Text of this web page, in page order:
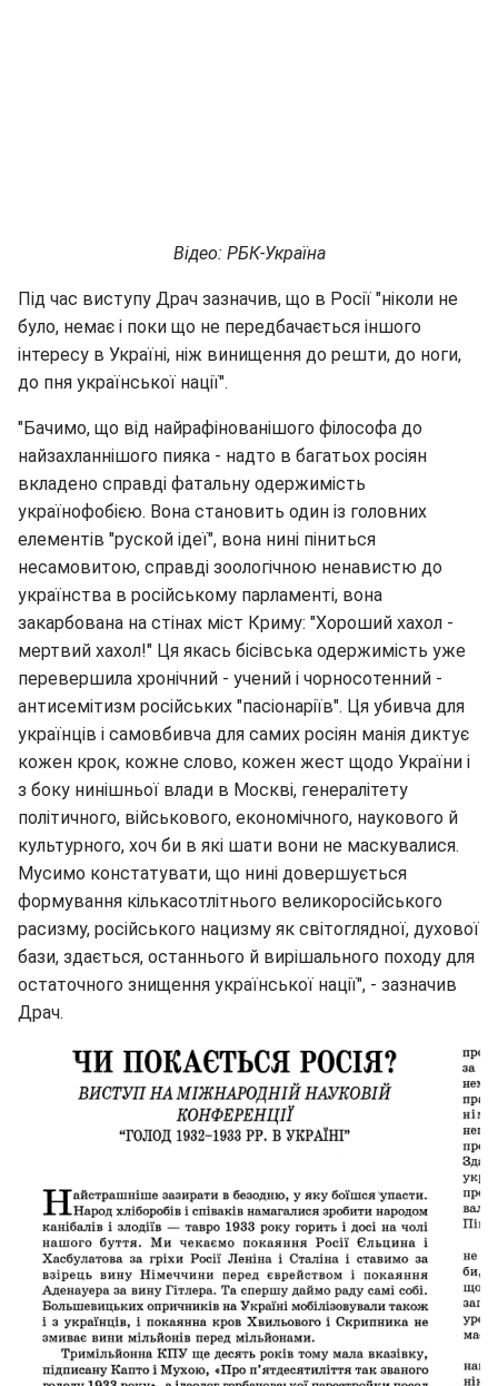
Відео: РБК-Україна
Під час виступу Драч зазначив, що в Росії "ніколи не
було, немає і поки що не передбачається іншого
інтересу в Україні, ніж винищення до решти, до ноги,
до пня української нації".
"Бачимо, що від найрафінованішого філософа до
найзахланнішого пияка - надто в багатьох росіян
вкладено справді фатальну одержимість
українофобією. Вона становить один із головних
елементів "руской ідеї", вона нині піниться
несамовитою, справді зоологічною ненавистю до
українства в російському парламенті, вона
закарбована на стінах міст Криму: "Хороший хахол -
мертвий хахол!" Ця якась бісівська одержимість уже
перевершила хронічний - учений і чорносотенний -
антисемітизм російських "пасіонаріїв". Ця убивча для
українців і самовбивча для самих росіян манія диктує
кожен крок, кожне слово, кожен жест щодо України і
з боку нинішньої влади в Москві, генералітету
політичного, військового, економічного, наукового й
культурного, хоч би в які шати вони не маскувалися.
Мусимо констатувати, що нині довершується
формування кількасотлітнього великоросійського
расизму, російського нацизму як світоглядної, духової
бази, здається, останнього й вирішального походу для
остаточного знищення української нації", - зазначив
Драч.